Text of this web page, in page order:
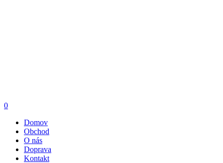
0
Domov
Obchod
O nás
Doprava
Kontakt